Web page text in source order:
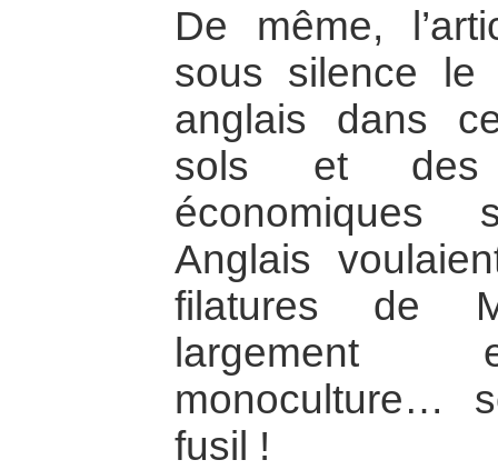
De même,
sous silence le
anglais dans
sols et des
économiques
Anglais
filatures de
largement
monoculture…
fusil !